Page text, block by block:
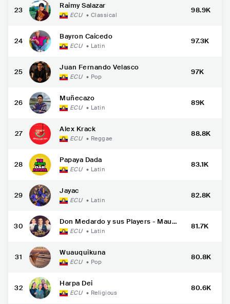
23
Raimy Salazar
ECU • Classical
98.9K
24
Bayron Caicedo
ECU • Latin
97.3K
25
Juan Fernando Velasco
ECU • Pop
97K
26
Muñecazo
ECU • Latin
89K
27
Alex Krack
ECU • Reggae
88.8K
28
Papaya Dada
ECU • Latin
83.1K
29
Jayac
ECU • Latin
82.8K
30
Don Medardo y sus Players - Mauri
cio Luzuriaga
ECU • Latin
81.7K
31
Wuauquikuna
ECU • Pop
80.8K
32
Harpa Dei
ECU • Religious
80.6K